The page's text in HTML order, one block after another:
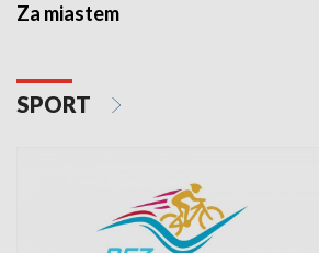
Za miastem
SPORT